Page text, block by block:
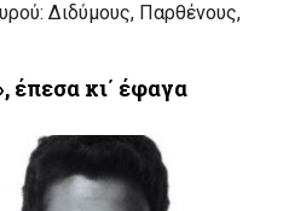
Διδύμους, Παρθένους,
έπεσα κι΄ έφαγα